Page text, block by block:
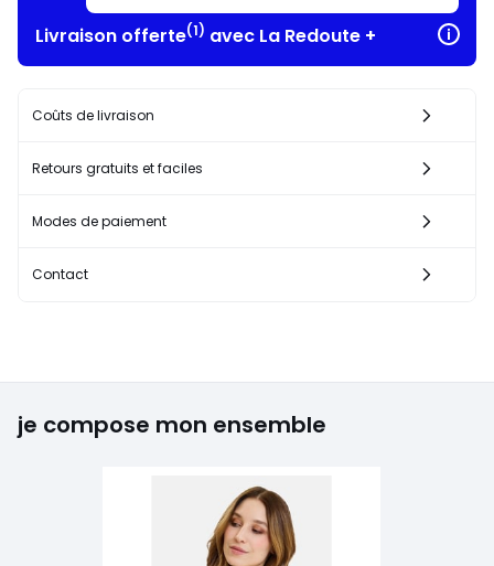
Livraison offerte(1) avec La Redoute +
Coûts de livraison
Retours gratuits et faciles
Modes de paiement
Contact
je compose mon ensemble